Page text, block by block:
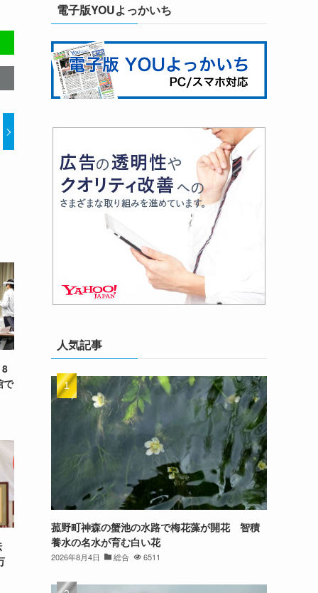
8
で
電子版YOUよっかいち
人気記事
菰野町神森の蟹池の水路で梅花藻が開花 智積
養水の名水が育む白い花
2026年8月4日 総合 6511